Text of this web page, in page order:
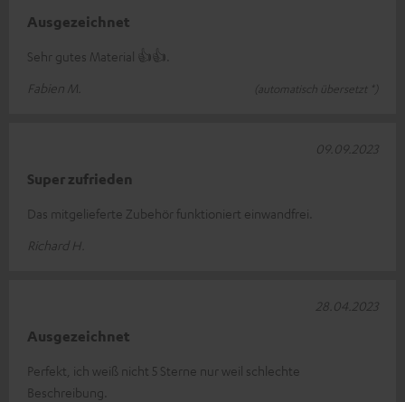
Ausgezeichnet
Sehr gutes Material 👍👍.
Fabien M.
(automatisch übersetzt *)
Super zufrieden
Das mitgelieferte Zubehör funktioniert einwandfrei.
Richard H.
09.09.2023
Ausgezeichnet
Perfekt, ich weiß nicht 5 Sterne nur weil schlechte
Beschreibung.
28.04.2023